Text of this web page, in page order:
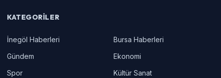
KATEGORILER
İnegöl Haberleri
Bursa Haberleri
Gündem
Ekonomi
Spor
Kültür Sanat